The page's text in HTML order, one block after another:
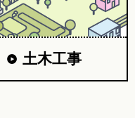
土木工事